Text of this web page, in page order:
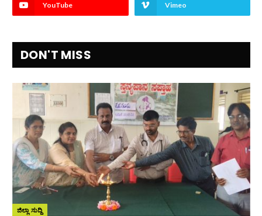
YouTube Vimeo
DON'T MISS
ಜಿಲ್ಲಾ ಸುದ್ದಿ